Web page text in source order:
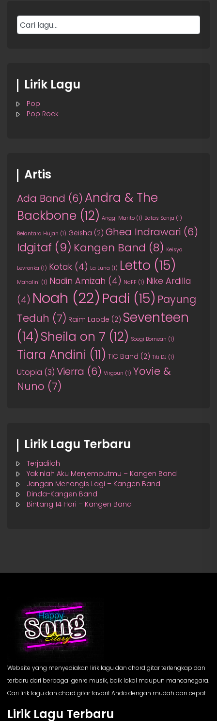
Lirik Lagu
Pop
Pop Rock
Artis
Ada Band (6) Andra & The
Backbone (12) Anggi Marito (1) Batas Senja (1)
Belantara Hujan (1) Geisha (2) Ghea Indrawari (6)
Idgitaf (9) Kangen Band (8) Keisya
Levronka (1) Kotak (4) La Luna (1) Letto (15)
Mahalini (1) Nadin Amizah (4) NaFF (1) Nike Ardilla
(4) Noah (22) Padi (15) Payung
Teduh (7) Raim Laode (2) Seventeen
(14) Sheila on 7 (12) Soegi Bornean (1)
Tiara Andini (11) TIC Band (2) Titi DJ (1)
Utopia (3) Vierra (6) Virgoun (1) Yovie &
Nuno (7)
Lirik Lagu Terbaru
Terjadilah
Yakinlah Aku Menjemputmu – Kangen Band
Jangan Menangis Lagi – Kangen Band
Dinda-Kangen Band
Bintang 14 Hari – Kangen Band
Website yang menyediakan lirik lagu dan chord gitar terlengkap dan
terbaru dari berbagai genre musik, baik lokal maupun mancanegara.
Cari lirik lagu dan chord gitar favorit Anda dengan mudah dan cepat.
Lirik Lagu Terbaru